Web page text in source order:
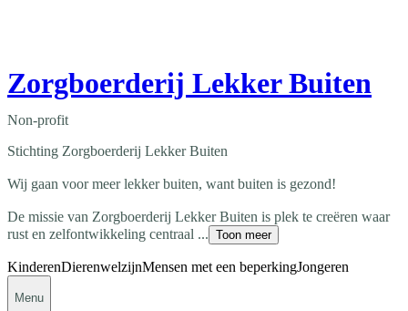
Zorgboerderij Lekker Buiten
Non-profit
Stichting Zorgboerderij Lekker Buiten
Wij gaan voor meer lekker buiten, want buiten is gezond!
De missie van Zorgboerderij Lekker Buiten is plek te creëren waar
rust en zelfontwikkeling centraal ... Toon meer
KinderenDierenwelzijnMensen met een beperkingJongeren
Menu